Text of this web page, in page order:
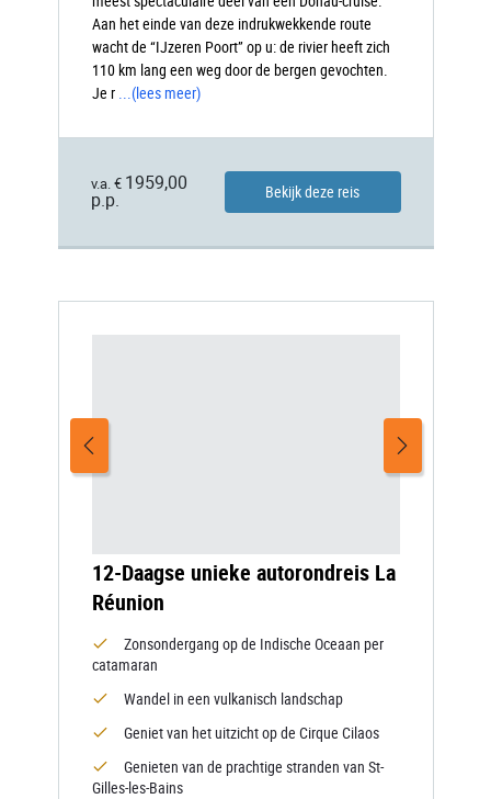
Aan het einde van deze indrukwekkende route
wacht de “IJzeren Poort” op u: de rivier heeft zich
110 km lang een weg door de bergen gevochten.
Je r ...(lees meer)
v.a. € 1959,00
p.p.
Bekijk deze reis
12-Daagse unieke autorondreis La
Réunion
Zonsondergang op de Indische Oceaan per
catamaran
Wandel in een vulkanisch landschap
Geniet van het uitzicht op de Cirque Cilaos
Genieten van de prachtige stranden van St-
Gilles-les-Bains